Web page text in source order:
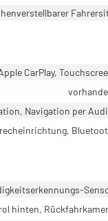
CarPlay,
Navigation per
hinten,